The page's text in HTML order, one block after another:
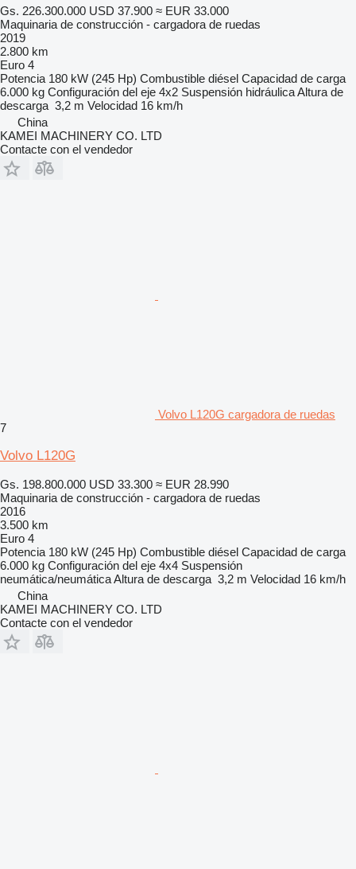
Gs. 226.300.000 USD 37.900 ≈ EUR 33.000
Maquinaria de construcción - cargadora de ruedas
2019
2.800 km
Euro 4
Potencia 180 kW (245 Hp) Combustible diésel Capacidad de carga
6.000 kg Configuración del eje 4x2 Suspensión hidráulicaAltura de
descarga 3,2 m Velocidad 16 km/h
China
KAMEI MACHINERY CO. LTD
Contacte con el vendedor
Volvo L120G cargadora de ruedas
7
Volvo L120G
Gs. 198.800.000 USD 33.300 ≈ EUR 28.990
Maquinaria de construcción - cargadora de ruedas
2016
3.500 km
Euro 4
Potencia 180 kW (245 Hp) Combustible diésel Capacidad de carga
6.000 kg Configuración del eje 4x4 Suspensión
neumática/neumáticaAltura de descarga 3,2 m Velocidad 16 km/h
China
KAMEI MACHINERY CO. LTD
Contacte con el vendedor